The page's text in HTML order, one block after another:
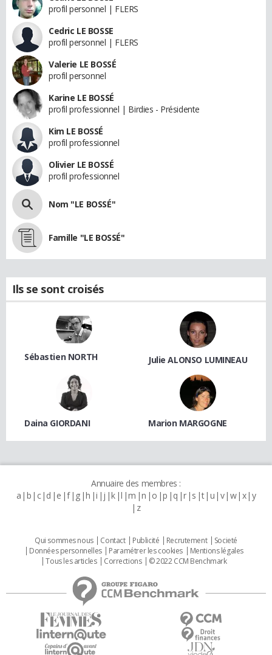
profil personnel | FLERS
Cedric LE BOSSE
profil personnel | FLERS
Valerie LE BOSSÉ
profil personnel
Karine LE BOSSÉ
profil professionnel | Birdies - Présidente
Kim LE BOSSÉ
profil professionnel
Olivier LE BOSSÉ
profil professionnel
Nom "LE BOSSÉ"
Famille "LE BOSSÉ"
Ils se sont croisés
Sébastien NORTH Julie ALONSO LUMINEAU
Daina GIORDANI Marion MARGOGNE
Annuaire des membres :
a b c d e f g h i j k l m n o p q r s t u v w x y
z
Qui sommes nous Contact Publicité Recrutement
Societé
Données personnelles
Paramétrer les cookies
Mentions légales
Tous les articles
Corrections © 2022 CCM Benchmark